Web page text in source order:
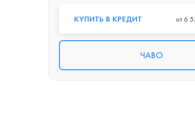
КУПИТЬ В КРЕДИТ от 6
ЧАВО